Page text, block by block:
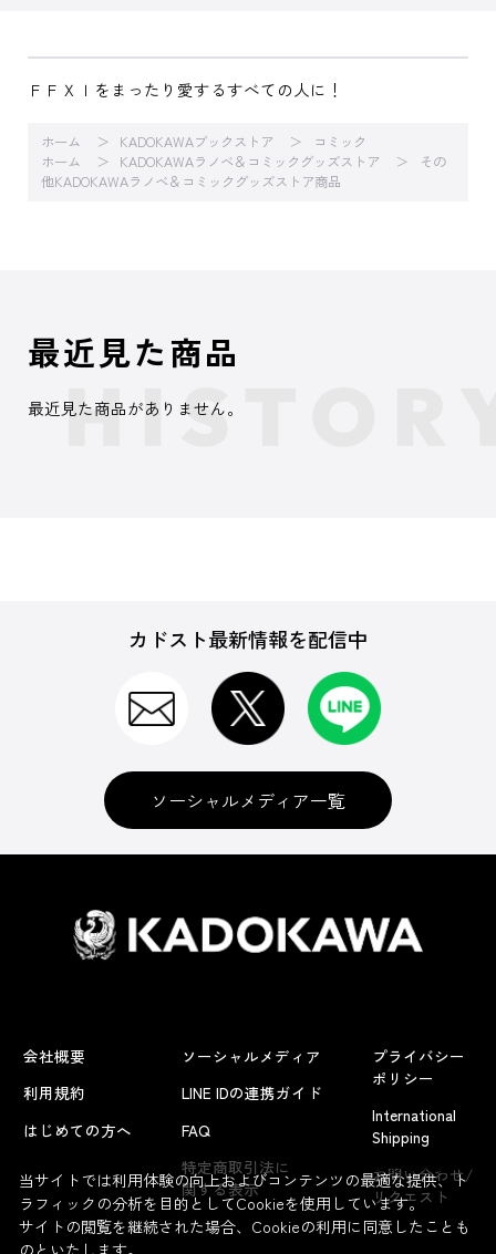
ＦＦＸＩをまったり愛するすべての人に！
ホーム KADOKAWAブックストア
コミック
ホーム
KADOKAWAラノベ＆コミックグッズストア
その
他KADOKAWAラノベ＆コミックグッズストア商品
よくあるお問い合わせ
最近見た商品
最近見た商品がありません。
カドスト最新情報を配信中
ソーシャルメディア一覧
会社概要
利用規約
はじめての方へ
ソーシャルメディア
LINE IDの連携ガイド
FAQ
特定商取引法に
関する表示
プライバシー
ポリシー
International
Shipping
お問い合わせ/
リクエスト
当サイトでは利用体験の向上およびコンテンツの最適な提供、ト
ラフィックの分析を目的としてCookieを使用しています。
サイトの閲覧を継続された場合、Cookieの利用に同意したことも